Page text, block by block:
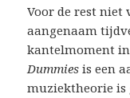
Voor de rest niet
aangenaam
kantelmoment
Dummies is een
muziektheorie is